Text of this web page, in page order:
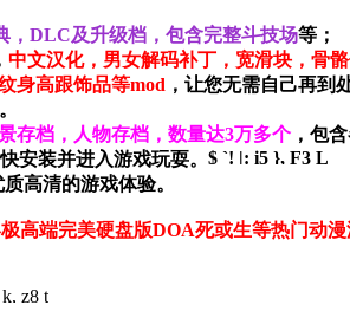
，DLC及升级档，包含完整斗技场等；
中文汉化，男女解码补丁，宽滑块，骨
身高跟饰品等mod ，让您无需自己再到
存档，人物存档，数量达3万多个 ，包
安装并进入游戏玩耍。 $ `! |: i5 }, F3 L
质高清的游戏体验。
高端完美硬盘版DOA死或生等热门动漫
z8 t